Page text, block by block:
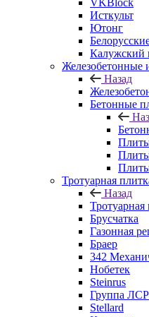
VKBlock
Исткульт
Ютонг
Калужский
Железобетонные
Назад
Бетонные
Тротуарная
Назад
Тротуарная
Брусчатка
Газонная
Браер
342
Нобетек
Steinrus
Группа ЛСР
Stellard